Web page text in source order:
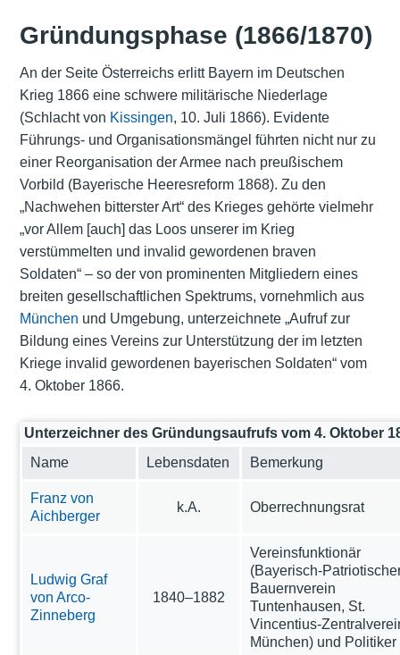
Gründungsphase (1866/1870)
An der Seite Österreichs erlitt Bayern im Deutschen
Krieg 1866 eine schwere militärische Niederlage
(Schlacht von Kissingen, 10. Juli 1866). Evidente
Führungs- und Organisationsmängel führten nicht nur zu
einer Reorganisation der Armee nach preußischem
Vorbild (Bayerische Heeresreform 1868). Zu den
„Nachwehen bitterster Art“ des Krieges gehörte vielmehr
„vor Allem [auch] das Loos unserer im Krieg
verstümmelten und invalid gewordenen braven
Soldaten“ – so der von prominenten Mitgliedern eines
breiten gesellschaftlichen Spektrums, vornehmlich aus
München und Umgebung, unterzeichnete „Aufruf zur
Bildung eines Vereins zur Unterstützung der im letzten
Kriege invalid gewordenen bayerischen Soldaten“ vom
4. Oktober 1866.
Unterzeichner des Gründungsaufrufs vom 4. Oktober
Name
Lebensdaten Bemerkung
Franz von
Aichberger
k.A. Oberrechnungsrat
Ludwig Graf
von Arco-
Zinneberg
1840–1882
Vereinsfunktionär
(Bayerisch-
Bauernverein
Tuntenhausen, St.
Vincentius-
München) und Politiker